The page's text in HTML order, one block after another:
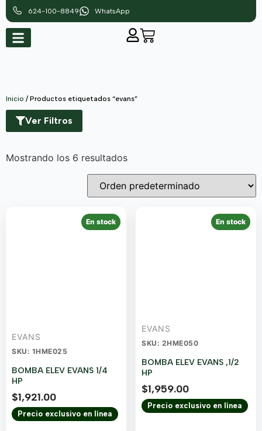
624-100-8849 WhatsApp
Inicio / Productos etiquetados “evans”
Ver Filtros
Mostrando los 6 resultados
En stock
EVANS
SKU: 1HME025
BOMBA ELEV EVANS 1/4
HP
$1,921.00
Precio exclusivo en línea
En stock
EVANS
SKU: 2HME050
BOMBA ELEV EVANS ,1/2
HP
$1,959.00
Precio exclusivo en línea